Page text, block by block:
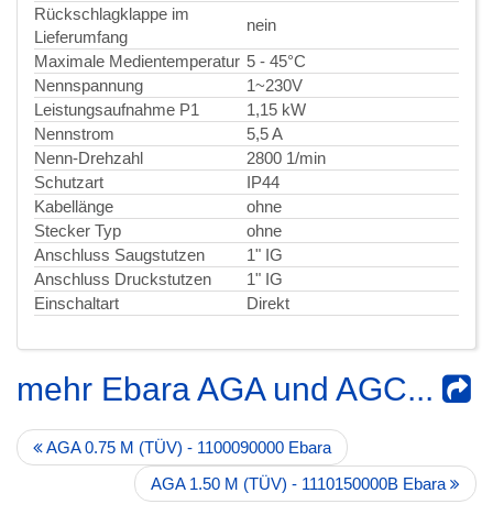
Rückschlagklappe im
Lieferumfang
nein
Maximale Medientemperatur 5 - 45°C
Nennspannung
1~230V
Leistungsaufnahme P1
1,15 kW
Nennstrom
5,5 A
Nenn-Drehzahl
2800 1/min
Schutzart
IP44
Kabellänge
ohne
Stecker Typ
ohne
Anschluss Saugstutzen
1" IG
Anschluss Druckstutzen
1" IG
Einschaltart
Direkt
mehr Ebara AGA und AGC...
AGA 0.75 M (TÜV) - 1100090000 Ebara
AGA 1.50 M (TÜV) - 1110150000B Ebara